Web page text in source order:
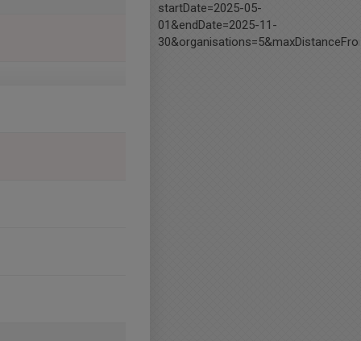
startDate=2025-05-
01&endDate=2025-11-